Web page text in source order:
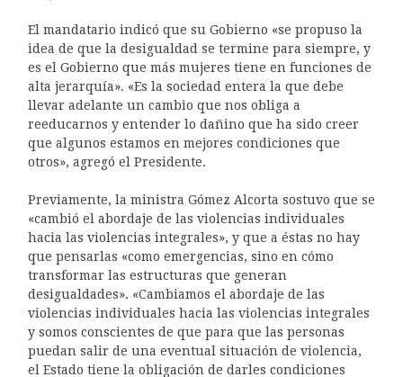
El mandatario indicó que su Gobierno «se propuso la
idea de que la desigualdad se termine para siempre, y
es el Gobierno que más mujeres tiene en funciones de
alta jerarquía». «Es la sociedad entera la que debe
llevar adelante un cambio que nos obliga a
reeducarnos y entender lo dañino que ha sido creer
que algunos estamos en mejores condiciones que
otros», agregó el Presidente.
Previamente, la ministra Gómez Alcorta sostuvo que se
«cambió el abordaje de las violencias individuales
hacia las violencias integrales», y que a éstas no hay
que pensarlas «como emergencias, sino en cómo
transformar las estructuras que generan
desigualdades». «Cambiamos el abordaje de las
violencias individuales hacia las violencias integrales
y somos conscientes de que para que las personas
puedan salir de una eventual situación de violencia,
el Estado tiene la obligación de darles condiciones